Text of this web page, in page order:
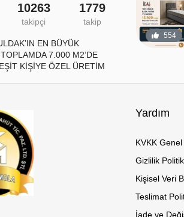
10263
takipçi
1779
takip
EN BÜYÜK
7.000 M2’DE
KİŞİYE ÖZEL ÜRETİM
554
Yardım
KVKK
Gizlilik
Kişisel Veri
Teslimat
İade ve